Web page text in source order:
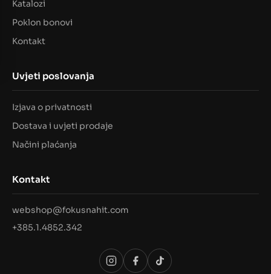
Katalozi
Poklon bonovi
Kontakt
Uvjeti poslovanja
Izjava o privatnosti
Dostava i uvjeti prodaje
Načini plaćanja
Kontakt
webshop@fokusnahit.com
+385.1.4852.342